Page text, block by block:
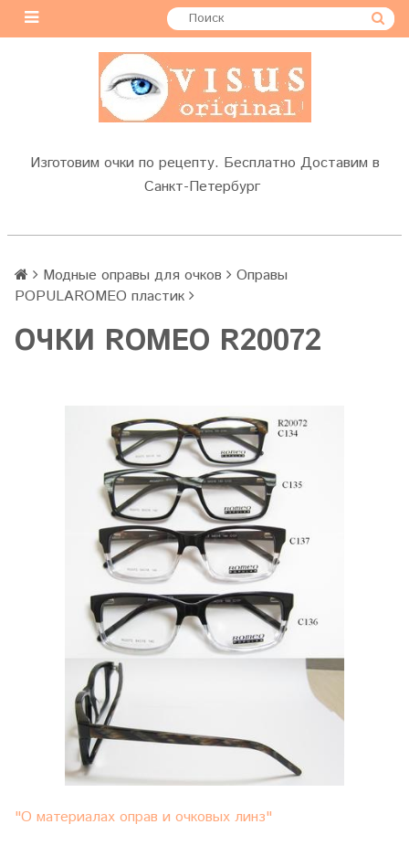
Изготовим очки по рецепту. Бесплатно Доставим в
Санкт-Петербург
Модные оправы для очков
Оправы
POPULAROMEO пластик
ОЧКИ ROMEO R20072
"О материалах оправ и очковых линз"